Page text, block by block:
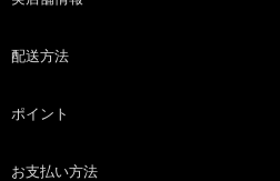
配送方法
ポイント
お支払い方法